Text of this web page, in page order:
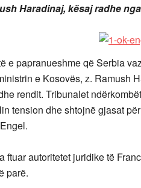
Haradinaj, kësaj radhe
e papranueshme që Serbia
e Kosovës, z. Ramush
rendit. Tribunalet
tension dhe shtojnë gjasat
ftuar autoritetet juridike të
parë.